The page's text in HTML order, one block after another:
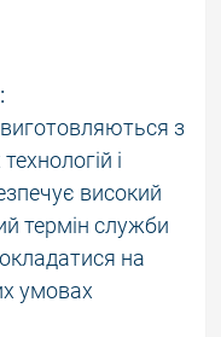
з
і
високий
термін служби
на
умовах